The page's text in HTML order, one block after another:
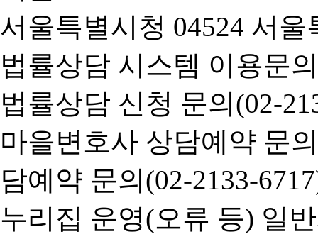
서울특별시청 04524 서
법률상담 시스템 이용문
법률상담 신청 문의(02-
마을변호사 상담예약 문
담예약 문의(02-2133-
누리집 운영(오류 등) 일